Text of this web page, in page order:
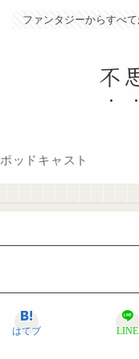
ファンタジーからすべ
不
ポッドキャスト
はてブ LINE